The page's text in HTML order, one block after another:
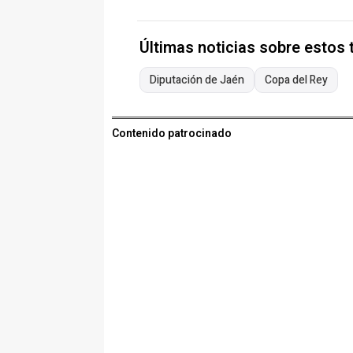
Últimas noticias sobre estos
Diputación de Jaén Copa del Rey
Contenido patrocinado